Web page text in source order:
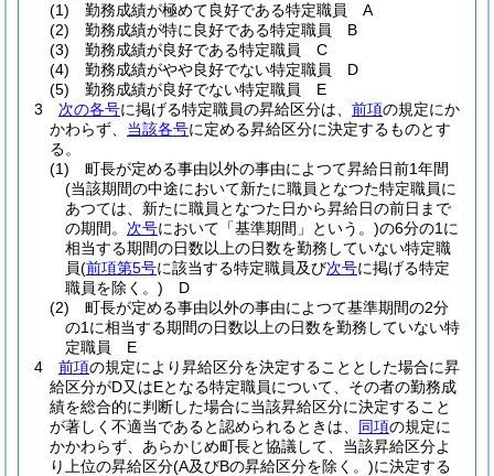
(1)
勤務成績が極めて良好である特定職員 A
(2)
勤務成績が特に良好である特定職員 B
(3)
勤務成績が良好である特定職員 C
(4)
勤務成績がやや良好でない特定職員 D
(5)
勤務成績が良好でない特定職員 E
3
次の各号に掲げる特定職員の昇給区分は、 前項の規定にか
かわらず、 当該各号に定める昇給区分に決定するものとす
る。
(1)
町長が定める事由以外の事由によつて昇給日前1年間
(当該期間の中途において新たに職員となつた特定職員に
あつては、新たに職員となつた日から昇給日の前日まで
の期間。 次号において「基準期間」という。)の6分の1に
相当する期間の日数以上の日数を勤務していない特定職
員(前項第5号に該当する特定職員及び次号に掲げる特定
職員を除く。) D
(2)
町長が定める事由以外の事由によつて基準期間の2分
の1に相当する期間の日数以上の日数を勤務していない特
定職員 E
4
前項の規定により昇給区分を決定することとした場合に昇
給区分がD又はEとなる特定職員について、その者の勤務成
績を総合的に判断した場合に当該昇給区分に決定すること
が著しく不適当であると認められるときは、 同項の規定に
かかわらず、あらかじめ町長と協議して、当該昇給区分よ
り上位の昇給区分(A及びBの昇給区分を除く。)に決定する